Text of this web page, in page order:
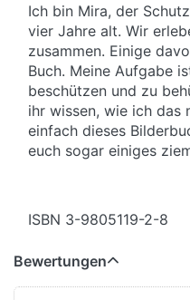
Ich bin Mira, der
vier Jahre alt. Wir
zusammen. Einige
Buch. Meine Aufgabe
beschützen und zu
ihr wissen, wie ich das
einfach dieses
euch sogar einiges
ISBN 3-9805119-2-8
Bewertungen